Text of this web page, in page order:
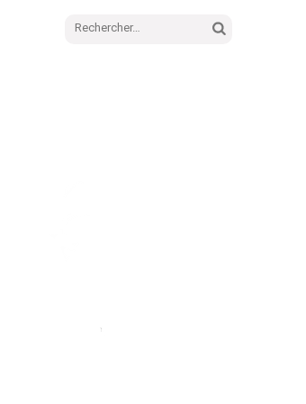
Rechercher :